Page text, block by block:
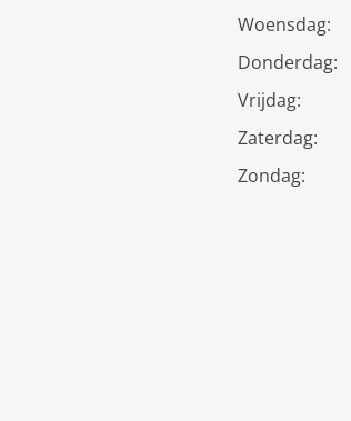
Woensdag:
Donderdag:
Vrijdag:
Zaterdag:
Zondag: